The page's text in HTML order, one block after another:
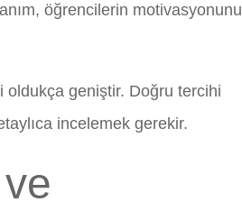
öğrencilerin motivasyonunu
oldukça geniştir. Doğru tercihi
incelemek gerekir.